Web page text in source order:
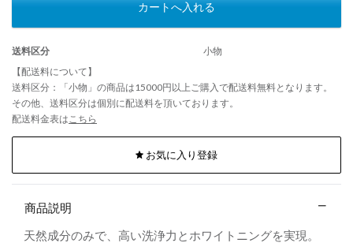
カートへ入れる
送料区分
小物
【配送料について】
送料区分：「小物」の商品は15000円以上ご購入で配送料無料となります。
その他、送料区分は個別に配送料を頂いております。
配送料金表は こちら
お気に入り登録
商品説明
天然成分のみで、高い洗浄力とホワイトニングを実現。